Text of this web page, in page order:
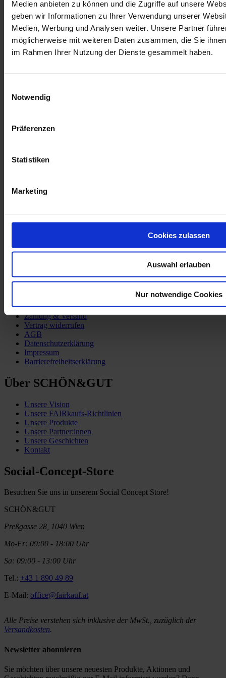
Medien anbieten zu können und die Zugriffe auf unsere
geben wir Informationen zu Ihrer Verwendung unserer
Medien, Werbung und Analysen weiter. Unsere Partner
möglicherweise mit weiteren Daten zusammen, die Sie
im Rahmen Ihrer Nutzung der Dienste gesammelt haben.
Notwendig
Präferenzen
Statistiken
Marketing
Cookies zulassen
Auswahl erlauben
Nur notwendige Cookies
Meine Sirupe werden in Kleinstmengen von max. 15 Litern
hergestellt und sind daher nicht immer verfügbar. Ich verarbeite,
was Saison hat und da ist.
An Guad`n wünscht d`Mosauerin!
Zutaten: wässriger Auszug aus Holunderblüten, Zucker,
Mehr Informationen
Mehr Informationen
Zahlung & Versand
Vertrag widerrufen
AGB
Datenschutzerklärung
Impressum
Barrierefreiheitserklärung
Über SCHÖN&GUT
Unsere Vision
Unsere FAIRkaufs-Richtlinien
Unsere Produkte
Unsere Partner:innen
Unsere Geschichten
Kontakt
Social-Concept-Store
Besuchen Sie uns in unserem Social Concept Store!
SCHÖN&GUT
Preßgasse 28, 1040 Wien
Mo-Fr: 09:00 - 18:00 Uhr
Sa: 09:00 - 13:00 Uhr
Tel.: +43 1 890 49 89
E-Mail: office@fairkauf.at
Alle Preise verstehen sich inklusive der MwSt., zuzüglich der
Versandkosten.
Newsletter abonnieren
Sie möchten über unsere neuesten Produkte, Aktionen und